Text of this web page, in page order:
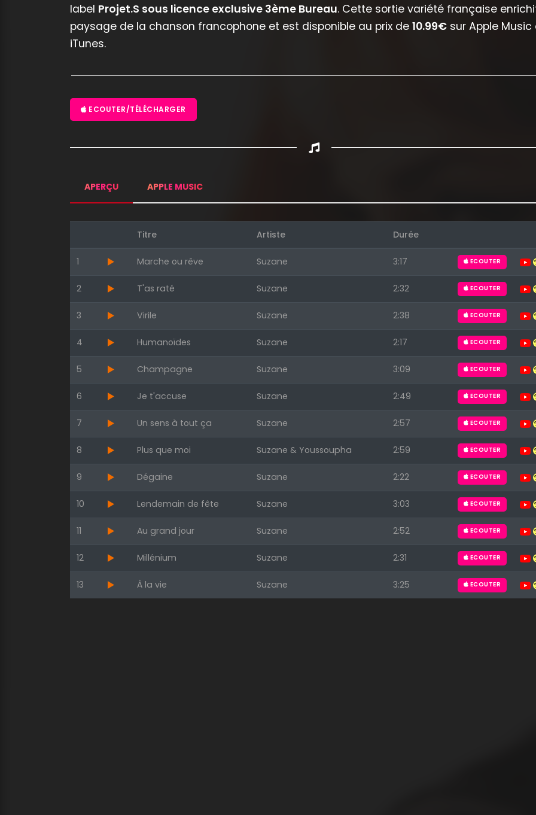
label Projet.S sous licence exclusive 3ème Bureau. Cette sortie variété française
paysage de la chanson francophone et est disponible au prix de 10.99€ sur Apple Music
iTunes.
ECOUTER/TÉLÉCHARGER
APERÇU APPLE MUSIC
Titre Artiste Durée
1 Marche ou rêve Suzane 3:17 ECOUTER
2 T'as raté Suzane 2:32 ECOUTER
3 Virile Suzane 2:38 ECOUTER
4 Humanoïdes Suzane 2:17 ECOUTER
5 Champagne Suzane 3:09 ECOUTER
6 Je t'accuse Suzane 2:49 ECOUTER
7 Un sens à tout ça Suzane 2:57 ECOUTER
8 Plus que moi Suzane & Youssoupha 2:59 ECOUTER
9 Dégaine Suzane 2:22 ECOUTER
10 Lendemain de fête Suzane 3:03 ECOUTER
11 Au grand jour Suzane 2:52 ECOUTER
12 Millénium Suzane 2:31 ECOUTER
13 À la vie Suzane 3:25 ECOUTER